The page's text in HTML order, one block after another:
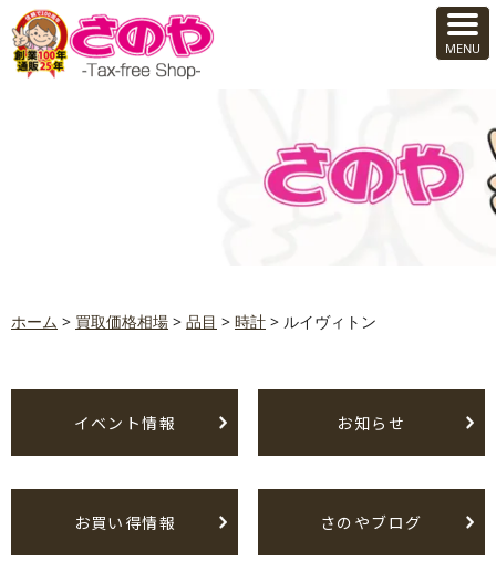
ホーム > 買取価格相場 > 品目 > 時計 > ルイヴィトン
イベント情報 お知らせ
お買い得情報 さのやブログ